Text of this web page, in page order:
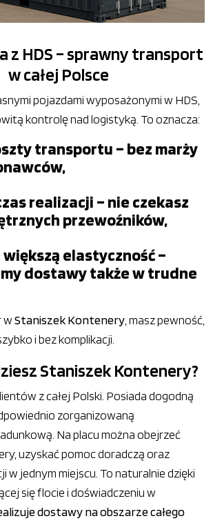
z HDS – sprawny transport
w całej Polsce
pojazdami wyposażonymi w HDS,
kontrolę nad logistyką. To oznacza:
transportu – bez marży
realizacji – nie czekasz
przewoźników,
elastyczność –
dostawy także w trudne
wStaniszek Kontenery, masz pewność,
i bez komplikacji.
Staniszek Kontenery?
z całej Polski. Posiada dogodną
zorganizowaną
Na placu można obejrzeć
uzyskać pomoc doradczą oraz
w jednym miejscu. To naturalnie dzięki
się flocie i doświadczeniu w
dostawy na obszarze całego